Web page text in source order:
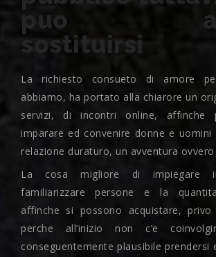
puo
sostituirsi
La richiesto consueto di amore
abbiamo, ha portato alla chiarore un
servizi, di incontri online, affinche
imparare ed convenire donne e uomini
relazione duraturo, un avventura ovvero
La cosa migliore di impiegare
familiarizzare persone e la
affinche si possono acquistare, privo
perche all’inizio non c’e
conseguentemente plausibile prendersi